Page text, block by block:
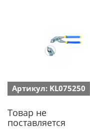
Артикул: KL075250
Товар не
поставляется